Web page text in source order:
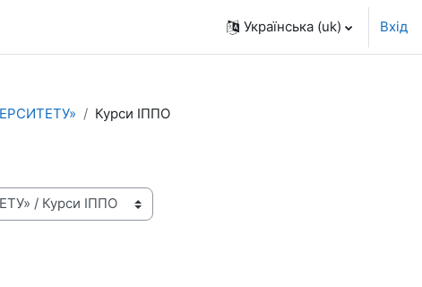
Українська ‎(uk)‎ Вхід
Курси ІППО